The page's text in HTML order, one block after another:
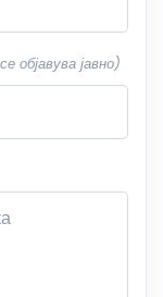
објавува јавно)